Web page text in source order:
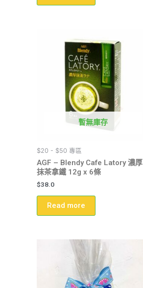
暫無庫存
$20 - $50 專區
AGF – Blendy Cafe Latory 濃厚
抹茶拿鐵 12g x 6條
$38.0
Read more